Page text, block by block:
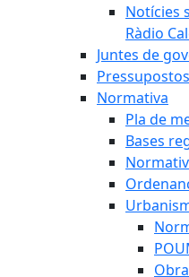
Notícies
Ràdio
Juntes de
Normativa
Pla de
Bases